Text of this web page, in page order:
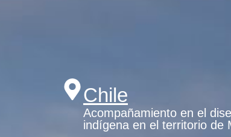
Chile
Acompañamiento en el
indígena en el territorio de